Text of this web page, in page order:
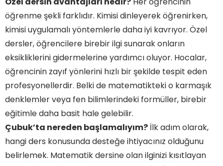
öğrenme şekli farklıdır. Kimisi dinleyerek öğrenirken,
kimisi uygulamalı yöntemlerle daha iyi kavrıyor. Özel
dersler, öğrencilere birebir ilgi sunarak onların
eksikliklerini gidermelerine yardımcı oluyor. Hocalar,
öğrencinin zayıf yönlerini hızlı bir şekilde tespit eden
profesyonellerdir. Belki de matematikteki o karmaşık
denklemler veya fen bilimlerindeki formüller, birebir
eğitimle daha basit hale gelebilir.
Çubuk’ta nereden başlamalıyım? İlk adım olarak,
hangi ders konusunda desteğe ihtiyacınız olduğunu
belirlemek. Matematik dersine olan ilginizi kısıtlayan